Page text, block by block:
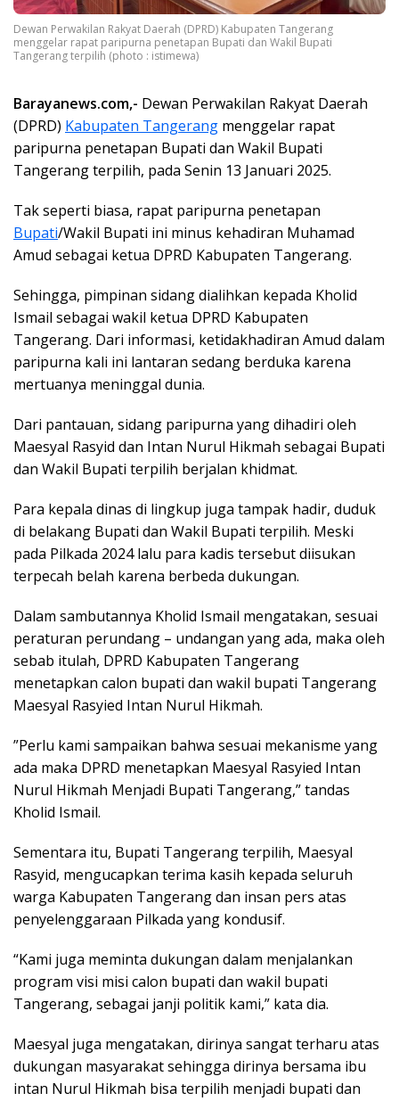
Dewan Perwakilan Rakyat Daerah (DPRD) Kabupaten Tangerang
menggelar rapat paripurna penetapan Bupati dan Wakil Bupati
Tangerang terpilih (photo : istimewa)
Barayanews.com,- Dewan Perwakilan Rakyat Daerah
(DPRD) Kabupaten Tangerang menggelar rapat
paripurna penetapan Bupati dan Wakil Bupati
Tangerang terpilih, pada Senin 13 Januari 2025.
Tak seperti biasa, rapat paripurna penetapan
Bupati/Wakil Bupati ini minus kehadiran Muhamad
Amud sebagai ketua DPRD Kabupaten Tangerang.
Sehingga, pimpinan sidang dialihkan kepada Kholid
Ismail sebagai wakil ketua DPRD Kabupaten
Tangerang. Dari informasi, ketidakhadiran Amud dalam
paripurna kali ini lantaran sedang berduka karena
mertuanya meninggal dunia.
Dari pantauan, sidang paripurna yang dihadiri oleh
Maesyal Rasyid dan Intan Nurul Hikmah sebagai Bupati
dan Wakil Bupati terpilih berjalan khidmat.
Para kepala dinas di lingkup juga tampak hadir, duduk
di belakang Bupati dan Wakil Bupati terpilih. Meski
pada Pilkada 2024 lalu para kadis tersebut diisukan
terpecah belah karena berbeda dukungan.
Dalam sambutannya Kholid Ismail mengatakan, sesuai
peraturan perundang – undangan yang ada, maka oleh
sebab itulah, DPRD Kabupaten Tangerang
menetapkan calon bupati dan wakil bupati Tangerang
Maesyal Rasyied Intan Nurul Hikmah.
”Perlu kami sampaikan bahwa sesuai mekanisme yang
ada maka DPRD menetapkan Maesyal Rasyied Intan
Nurul Hikmah Menjadi Bupati Tangerang,” tandas
Kholid Ismail.
Sementara itu, Bupati Tangerang terpilih, Maesyal
Rasyid, mengucapkan terima kasih kepada seluruh
warga Kabupaten Tangerang dan insan pers atas
penyelenggaraan Pilkada yang kondusif.
“Kami juga meminta dukungan dalam menjalankan
program visi misi calon bupati dan wakil bupati
Tangerang, sebagai janji politik kami,” kata dia.
Maesyal juga mengatakan, dirinya sangat terharu atas
dukungan masyarakat sehingga dirinya bersama ibu
intan Nurul Hikmah bisa terpilih menjadi bupati dan